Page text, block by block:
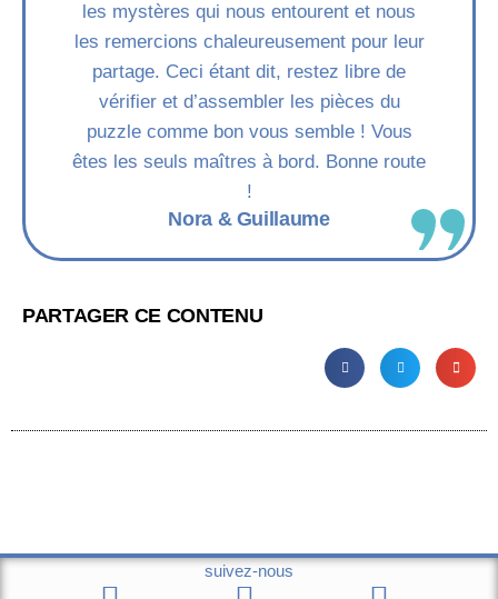
les mystères qui nous entourent et nous
les remercions chaleureusement pour leur
partage. Ceci étant dit, restez libre de
vérifier et d’assembler les pièces du
puzzle comme bon vous semble ! Vous
êtes les seuls maîtres à bord. Bonne route
!
Nora & Guillaume
PARTAGER CE CONTENU
suivez-nous